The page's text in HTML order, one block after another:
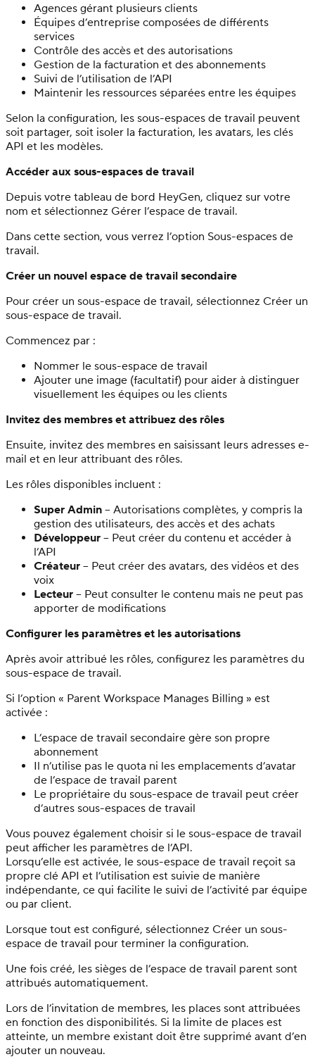
Agences gérant plusieurs clients
Équipes d’entreprise composées de différents
services
Contrôle des accès et des autorisations
Gestion de la facturation et des abonnements
Suivi de l’utilisation de l’API
Maintenir les ressources séparées entre les équipes
Selon la configuration, les sous-espaces de travail peuvent
soit partager, soit isoler la facturation, les avatars, les clés
API et les modèles.
Accéder aux sous-espaces de travail
Depuis votre tableau de bord HeyGen, cliquez sur votre
nom et sélectionnez Gérer l’espace de travail.
Dans cette section, vous verrez l’option Sous-espaces de
travail.
Créer un nouvel espace de travail secondaire
Pour créer un sous-espace de travail, sélectionnez Créer un
sous-espace de travail.
Commencez par :
Nommer le sous-espace de travail
Ajouter une image (facultatif) pour aider à distinguer
visuellement les équipes ou les clients
Invitez des membres et attribuez des rôles
Ensuite, invitez des membres en saisissant leurs adresses e-
mail et en leur attribuant des rôles.
Les rôles disponibles incluent :
Super Admin – Autorisations complètes, y compris la
gestion des utilisateurs, des accès et des achats
Développeur – Peut créer du contenu et accéder à
l’API
Créateur – Peut créer des avatars, des vidéos et des
voix
Lecteur – Peut consulter le contenu mais ne peut pas
apporter de modifications
Configurer les paramètres et les autorisations
Après avoir attribué les rôles, configurez les paramètres du
sous-espace de travail.
Si l’option « Parent Workspace Manages Billing » est
activée :
L’espace de travail secondaire gère son propre
abonnement
Il n’utilise pas le quota ni les emplacements d’avatar
de l’espace de travail parent
Le propriétaire du sous-espace de travail peut créer
d’autres sous-espaces de travail
Vous pouvez également choisir si le sous-espace de travail
peut afficher les paramètres de l’API.
Lorsqu’elle est activée, le sous-espace de travail reçoit sa
propre clé API et l’utilisation est suivie de manière
indépendante, ce qui facilite le suivi de l’activité par équipe
ou par client.
Lorsque tout est configuré, sélectionnez Créer un sous-
espace de travail pour terminer la configuration.
Une fois créé, les sièges de l’espace de travail parent sont
attribués automatiquement.
Lors de l’invitation de membres, les places sont attribuées
en fonction des disponibilités. Si la limite de places est
atteinte, un membre existant doit être supprimé avant d’en
ajouter un nouveau.